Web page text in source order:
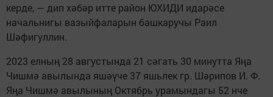
керде, — дип хәбәр итте район ЮХИДИ идарәсе
начальнигы вазыйфаларын башкаручы Раил
Шәфигуллин.
2023 елның 28 августында 21 сәгать 30 минутта Яңа
Чишмә авылында яшәүче 37 яшьлек гр. Шәрипов И. Ф.
Яңа Чишмә авылының Октябрь урамындагы 52 нче